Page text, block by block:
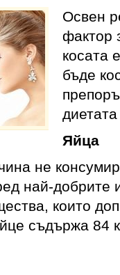
Освен
фактор
косата
бъде
Яйца
не
най-добрите
които
съдържа 84